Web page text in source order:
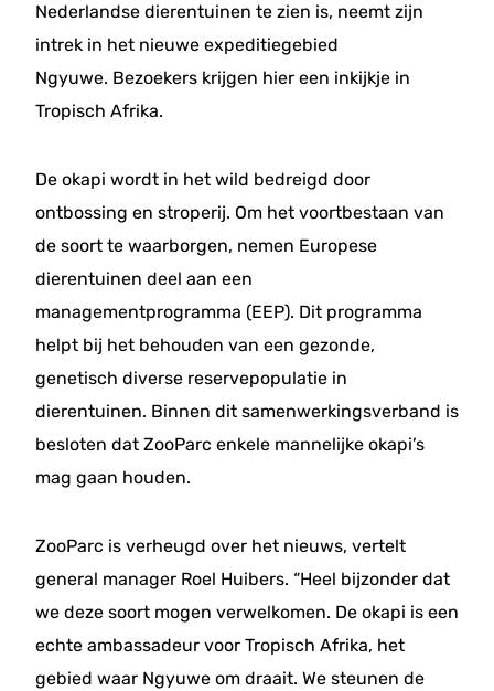
Nederlandse dierentuinen te zien is, neemt zijn
intrek in het nieuwe expeditiegebied
Ngyuwe. Bezoekers krijgen hier een inkijkje in
Tropisch Afrika.
De okapi wordt in het wild bedreigd door
ontbossing en stroperij. Om het voortbestaan van
de soort te waarborgen, nemen Europese
dierentuinen deel aan een
managementprogramma (EEP). Dit programma
helpt bij het behouden van een gezonde,
genetisch diverse reservepopulatie in
dierentuinen. Binnen dit samenwerkingsverband is
besloten dat ZooParc enkele mannelijke okapi’s
mag gaan houden.
ZooParc is verheugd over het nieuws, vertelt
general manager Roel Huibers. “Heel bijzonder dat
we deze soort mogen verwelkomen. De okapi is een
echte ambassadeur voor Tropisch Afrika, het
gebied waar Ngyuwe om draait. We steunen de